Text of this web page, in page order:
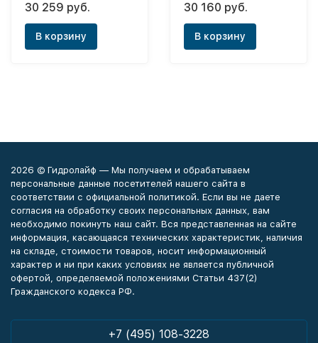
1"x3/4" - 11 выходов
30 259 руб.
В корзину
30 160 руб.
В корзину
2026 © Гидролайф — Мы получаем и обрабатываем
персональные данные посетителей нашего сайта в
соответствии с официальной политикой. Если вы не даете
согласия на обработку своих персональных данных, вам
необходимо покинуть наш сайт. Вся представленная на сайте
информация, касающаяся технических характеристик, наличия
на складе, стоимости товаров, носит информационный
характер и ни при каких условиях не является публичной
офертой, определяемой положениями Статьи 437(2)
Гражданского кодекса РФ.
+7 (495) 108-3228